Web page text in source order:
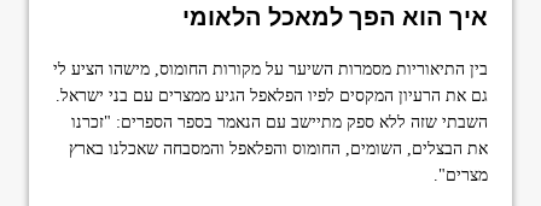
איך הוא הפך למאכל הלאומי
בין התיאוריות מסמרות השיער על מקורות החומוס, מישהו הציע לי
גם את הרעיון המקסים לפיו הפלאפל הגיע ממצרים עם בני ישראל.
השבתי שזה ללא ספק מתיישב עם הנאמר בספר הספרים: "זכרנו
את הבצלים, השומים, החומוס והפלאפל והמסבחה שאכלנו בארץ
מצרים".